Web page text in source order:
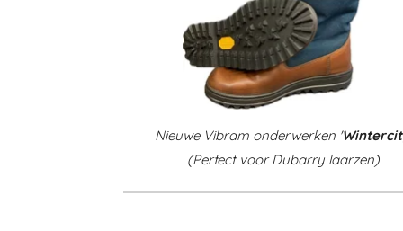
Nieuwe Vibram onderwerken '
(Perfect voor Dubarry laarzen)